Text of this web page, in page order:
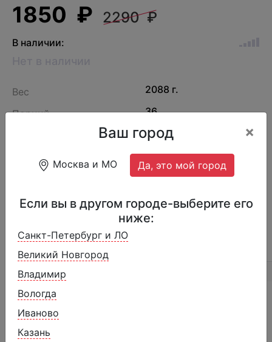
Ваш город ×
Москва и МО Да, это мой город
Если вы в другом городе-выберите его
ниже:
Санкт-Петербург и ЛО
Великий Новгород
Владимир
Вологда
Иваново
Казань
1850 ₽ 2290 ₽
В наличии:
Вес
2088 г.
Порций
36
Россия
Артикул
1329260054
ОПИСАНИЕ ОТЗЫВЫ (2)